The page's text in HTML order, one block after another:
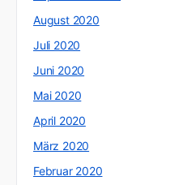
August 2020
Juli 2020
Juni 2020
Mai 2020
April 2020
März 2020
Februar 2020